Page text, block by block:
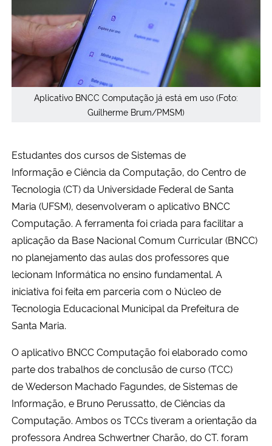
Secretaria-Geral
Secretaria de Governo
Gabinete de Segurança Institucional
Banco Central do Brasil
Planalto
Aplicativo BNCC Computação já está em uso (Foto:
Guilherme Brum/PMSM)
Estudantes dos cursos deSistemas de
Informação eCiência da Computação, do Centro de
Tecnologia (CT) da Universidade Federal de Santa
Maria (UFSM), desenvolveram o aplicativo BNCC
Computação. A ferramenta foi criada para facilitar a
aplicação da Base Nacional Comum Curricular (BNCC)
no planejamento das aulas dos professores que
lecionam Informática no ensino fundamental. A
iniciativa foi feita em parceria com o Núcleo de
Tecnologia Educacional Municipal da Prefeitura de
Santa Maria.
O aplicativo BNCC Computação foi elaborado como
parte dos trabalhos de conclusão de curso (TCC)
deWederson Machado Fagundes, de Sistemas de
Informação, e Bruno Perussatto, de Ciências da
Computação. Ambos os TCCs tiveram a orientação da
professora Andrea Schwertner Charão, do CT. foram